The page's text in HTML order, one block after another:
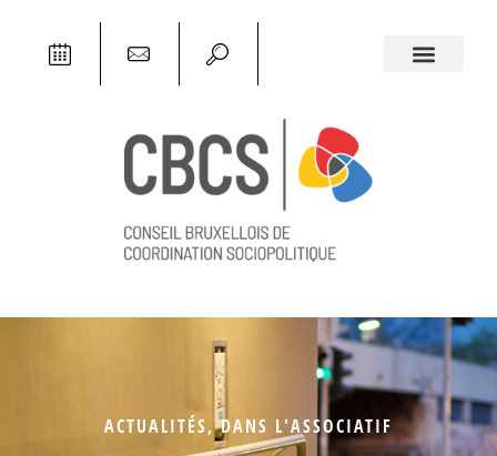
ACTUALITÉS,DANS L'ASSOCIATIF